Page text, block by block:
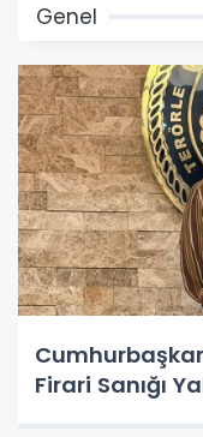
Genel
Firari Sanığı